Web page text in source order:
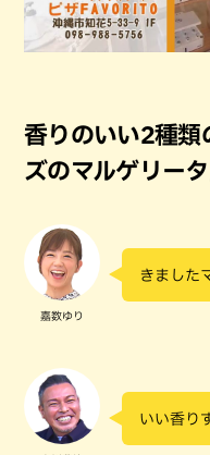
香りのいい2種類
ズのマルゲリータ
嘉数ゆり
きました
いい香り